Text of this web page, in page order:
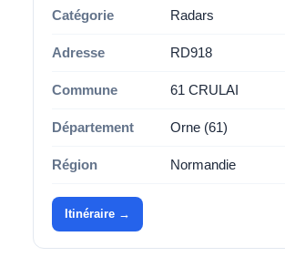
Catégorie Radars
Adresse RD918
Commune 61 CRULAI
Département Orne (61)
Région Normandie
Itinéraire →